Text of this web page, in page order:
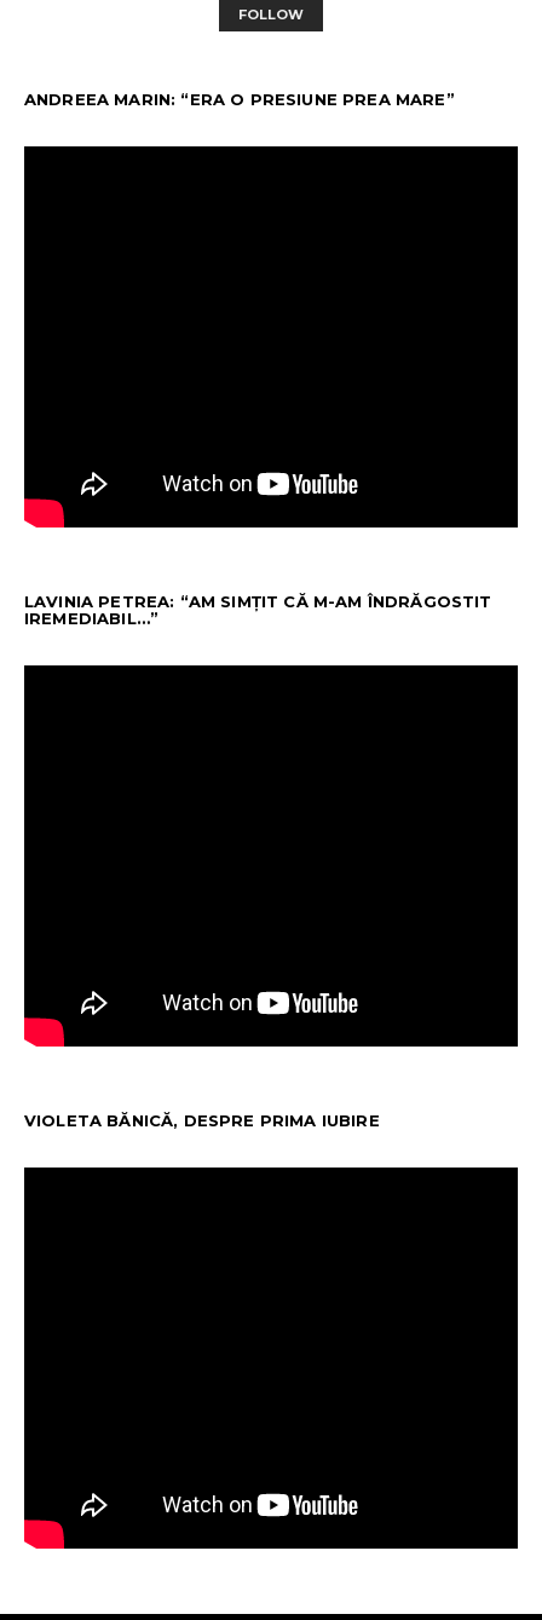
FOLLOW
ANDREEA MARIN: “ERA O PRESIUNE PREA MARE”
LAVINIA PETREA: “AM SIMȚIT CĂ M-AM ÎNDRĂGOSTIT
IREMEDIABIL…”
VIOLETA BĂNICĂ, DESPRE PRIMA IUBIRE